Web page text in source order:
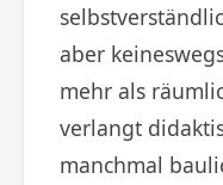
aber
mehr als
verlangt
manchmal